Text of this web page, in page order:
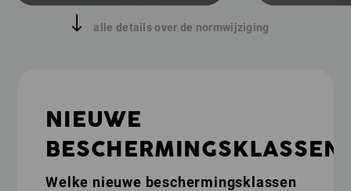
alle details over de normwijziging
NIEUWE
BESCHERMINGSKLASSEN
Welke nieuwe beschermingsklassen